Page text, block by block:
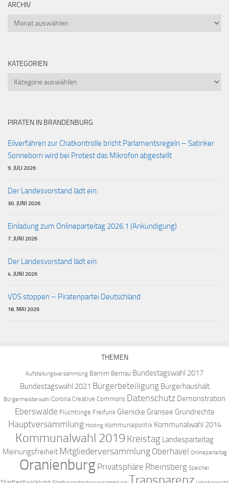
ARCHIV
Archiv
KATEGORIEN
Kategorien
PIRATEN IN BRANDENBURG
Eilverfahren zur Chatkontrolle bricht Parlamentsregeln – Satiriker
Sonneborn wird bei Protest das Mikrofon abgestellt
9. JULI 2026
Der Landesvorstand lädt ein:
30. JUNI 2026
Einladung zum Onlineparteitag 2026.1 (Ankündigung)
7. JUNI 2026
Der Landesvorstand lädt ein:
4. JUNI 2026
VDS stoppen – Piratenpartei Deutschland
18. MAI 2026
THEMEN
Aufstellungsversammlung Barnim Bernau Bundestagswahl 2017
Bundestagswahl 2021 Bürgerbeteiligung Bürgerhaushalt
Bürgermeisterwahl Corona Creative Commons Datenschutz Demonstration
Eberswalde Flüchtlinge Freifunk Glienicke Gransee Grundrechte
Hauptversammlung Holding Kommunalpolitik Kommunalwahl 2014
Kommunalwahl 2019 Kreistag Landesparteitag
Meinungsfreiheit Mitgliederversammlung Oberhavel Onlineparteitag
Oranienburg Privatsphäre Rheinsberg Speicher